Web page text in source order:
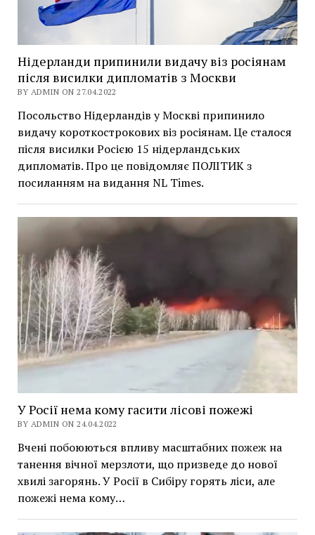
Нідерланди припинили видачу віз росіянам
після висилки дипломатів з Москви
BY ADMIN ON 27.04.2022
Посольство Нідерландів у Москві припинило
видачу короткострокових віз росіянам. Це сталося
після висилки Росією 15 нідерландських
дипломатів. Про це повідомляє ПОЛІТИК з
посиланням на видання NL Times.
У Росії нема кому гасити лісові пожежі
BY ADMIN ON 24.04.2022
Вчені побоюються впливу масштабних пожеж на
танення вічної мерзлоти, що призведе до нової
хвилі загорянь. У Росії в Сибіру горять ліси, але
пожежі нема кому…